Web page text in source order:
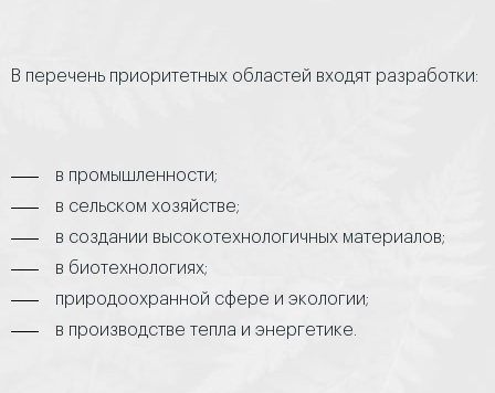
В перечень приоритетных областей входят разработки:
в промышленности;
в сельском хозяйстве;
в создании высокотехнологичных материалов;
в биотехнологиях;
природоохранной сфере и экологии;
в производстве тепла и энергетике.